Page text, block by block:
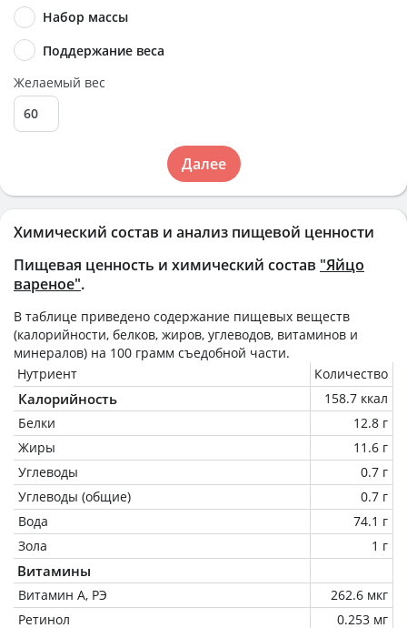
Химический состав и анализ пищевой ценности
Пищевая ценность и химический состав "Яйцо
вареное".
В таблице приведено содержание пищевых веществ
(калорийности, белков, жиров, углеводов, витаминов и
минералов) на 100 грамм съедобной части.
Нутриент
Количество
Калорийность
158.7 ккал
Белки
12.8 г
Жиры
11.6 г
Углеводы
0.7 г
Углеводы (общие)
0.7 г
Вода
74.1 г
Зола
1 г
Витамины
Витамин А, РЭ
262.6 мкг
Ретинол
0.253 мг
Набор массы
Поддержание веса
Желаемый вес
Далее